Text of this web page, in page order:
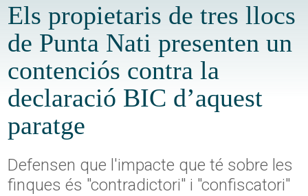
Els propietaris de tres llocs
de Punta Nati presenten un
contenciós contra la
declaració BIC d’aquest
paratge
Defensen que l'impacte que té sobre les
finques és "contradictori" i "confiscatori"